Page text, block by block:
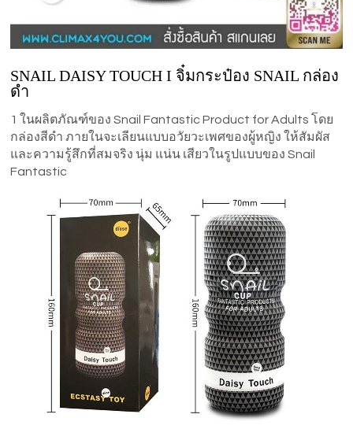
SNAIL DAISY TOUCH I จิ๋มกระป๋อง SNAIL กล่อง
ดำ
1 ในผลิตภัณฑ์ของ Snail Fantastic Product for Adults โดย
กล่องสีดำ ภายในจะเลียนแบบอวัยวะเพศของผู้หญิง ให้สัมผัส
และความรู้สึกที่สมจริง นุ่ม แน่น เสียวในรูปแบบของ Snail
Fantastic